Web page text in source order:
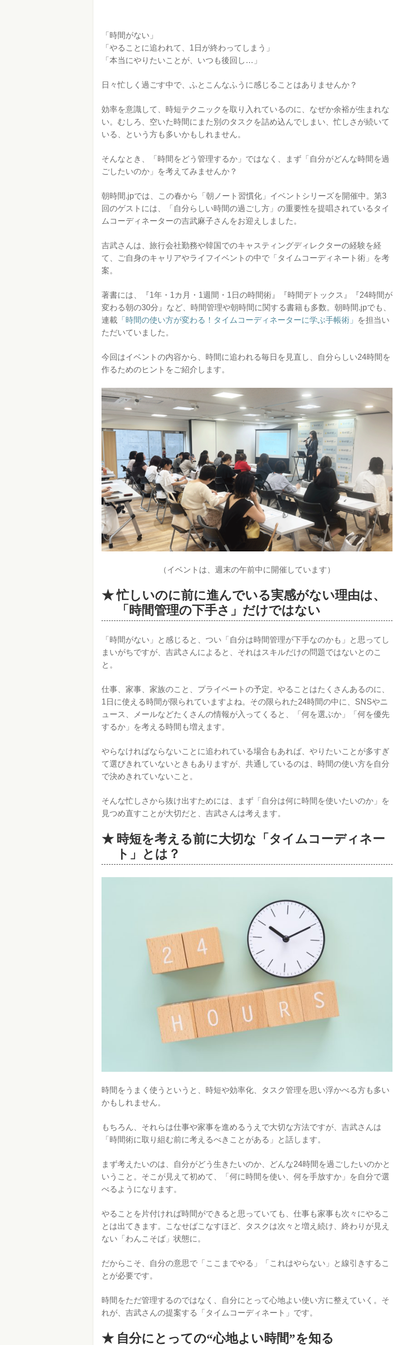
「時間がない」
「やることに追われて、1日が終わってしまう」
「本当にやりたいことが、いつも後回し…」
日々忙しく過ごす中で、ふとこんなふうに感じることはありませんか？
効率を意識して、時短テクニックを取り入れているのに、なぜか余裕が生まれな
い。むしろ、空いた時間にまた別のタスクを詰め込んでしまい、忙しさが続いて
いる、という方も多いかもしれません。
そんなとき、「時間をどう管理するか」ではなく、まず「自分がどんな時間を過
ごしたいのか」を考えてみませんか？
朝時間.jpでは、この春から「朝ノート習慣化」イベントシリーズを開催中。第3
回のゲストには、「自分らしい時間の過ごし方」の重要性を提唱されているタイ
ムコーディネーターの吉武麻子さんをお迎えしました。
吉武さんは、旅行会社勤務や韓国でのキャスティングディレクターの経験を経
て、ご自身のキャリアやライフイベントの中で「タイムコーディネート術」を考
案。
著書には、『1年・1カ月・1週間・1日の時間術』『時間デトックス』『24時間が
変わる朝の30分』など、時間管理や朝時間に関する書籍も多数。朝時間.jpでも、
連載 「時間の使い方が変わる！タイムコーディネーターに学ぶ手帳術」
を担当い
ただいていました。
今回はイベントの内容から、時間に追われる毎日を見直し、自分らしい24時間を
作るためのヒントをご紹介します。
（イベントは、週末の午前中に開催しています）
忙しいのに前に進んでいる実感がない理由は、
「時間管理の下手さ」だけではない
「時間がない」と感じると、つい「自分は時間管理が下手なのかも」と思ってし
まいがちですが、吉武さんによると、それはスキルだけの問題ではないとのこ
と。
仕事、家事、家族のこと、プライベートの予定。やることはたくさんあるのに、
1日に使える時間が限られていますよね。その限られた24時間の中に、SNSやニ
ュース、メールなどたくさんの情報が入ってくると、「何を選ぶか」「何を優先
するか」を考える時間も増えます。
やらなければならないことに追われている場合もあれば、やりたいことが多すぎ
て選びきれていないときもありますが、共通しているのは、時間の使い方を自分
で決めきれていないこと。
そんな忙しさから抜け出すためには、まず「自分は何に時間を使いたいのか」を
見つめ直すことが大切だと、吉武さんは考えます。
時短を考える前に大切な「タイムコーディネー
ト」とは？
時間をうまく使うというと、時短や効率化、タスク管理を思い浮かべる方も多い
かもしれません。
もちろん、それらは仕事や家事を進めるうえで大切な方法ですが、吉武さんは
「時間術に取り組む前に考えるべきことがある」と話します。
まず考えたいのは、自分がどう生きたいのか、どんな24時間を過ごしたいのかと
いうこと。そこが見えて初めて、「何に時間を使い、何を手放すか」を自分で選
べるようになります。
やることを片付ければ時間ができると思っていても、仕事も家事も次々にやるこ
とは出てきます。こなせばこなすほど、タスクは次々と増え続け、終わりが見え
ない「わんこそば」状態に。
だからこそ、自分の意思で「ここまでやる」「これはやらない」と線引きするこ
とが必要です。
時間をただ管理するのではなく、自分にとって心地よい使い方に整えていく。そ
れが、吉武さんの提案する「タイムコーディネート」です。
自分にとっての“心地よい時間”を知る